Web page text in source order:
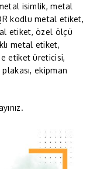
isimlik, metal
kodlu metal etiket,
etiket, özel ölçü
metal etiket,
etiket üreticisi,
ekipman